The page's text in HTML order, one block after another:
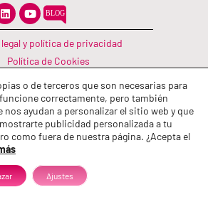
L
i
n
k
e
d
i
n
Y
o
u
t
u
b
e
y política de privacidad
Política de Cookies
Política de calidad
Todos los derechos reservados.
o de terceros que son necesarias para
correctamente, pero también
ayudan a personalizar el sitio web y que
publicidad personalizada a tu
como fuera de nuestra página. ¿Acepta el
Ajustes